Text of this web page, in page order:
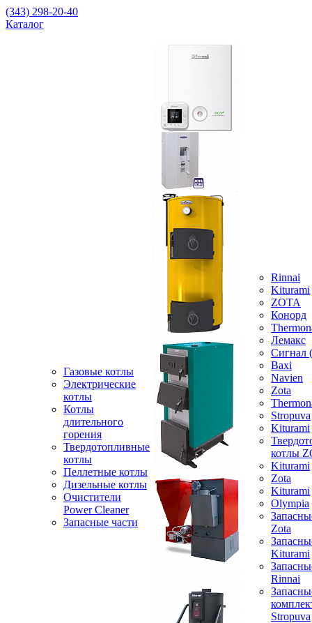
(343) 298-20-40
Каталог
Газовые котлы
Электрические
котлы
Котлы
длительного
горения
Твердотопливные
котлы
Пеллетные котлы
Дизельные котлы
Очистители
Power Cleaner
Запасные части
Rinnai
Kiturami
ZOTA
Конорд
Лемакс
Baxi
Navien
Zota
Stropuva
Kiturami
котлы
Kiturami
Zota
Kiturami
Olympia
Zota
Kiturami
Rinnai
Stropuva